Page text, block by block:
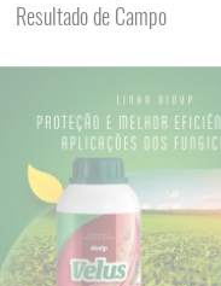
Resultado de Campo